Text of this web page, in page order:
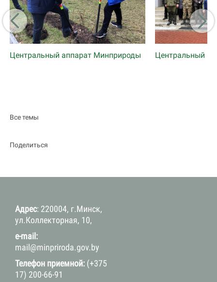
Центральный аппарат Минприроды Центральный
Все темы
Поделиться
Адрес: 220004, г.Минск,
ул.Коллекторная, 10,
e-mail:
mail@minpriroda.gov.by
Телефон приемной: (+375
17) 200-66-91